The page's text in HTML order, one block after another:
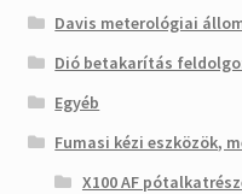
Davis meterológiai
Dió betakarítás
Egyéb
Fumasi kézi eszközök,
X100 AF